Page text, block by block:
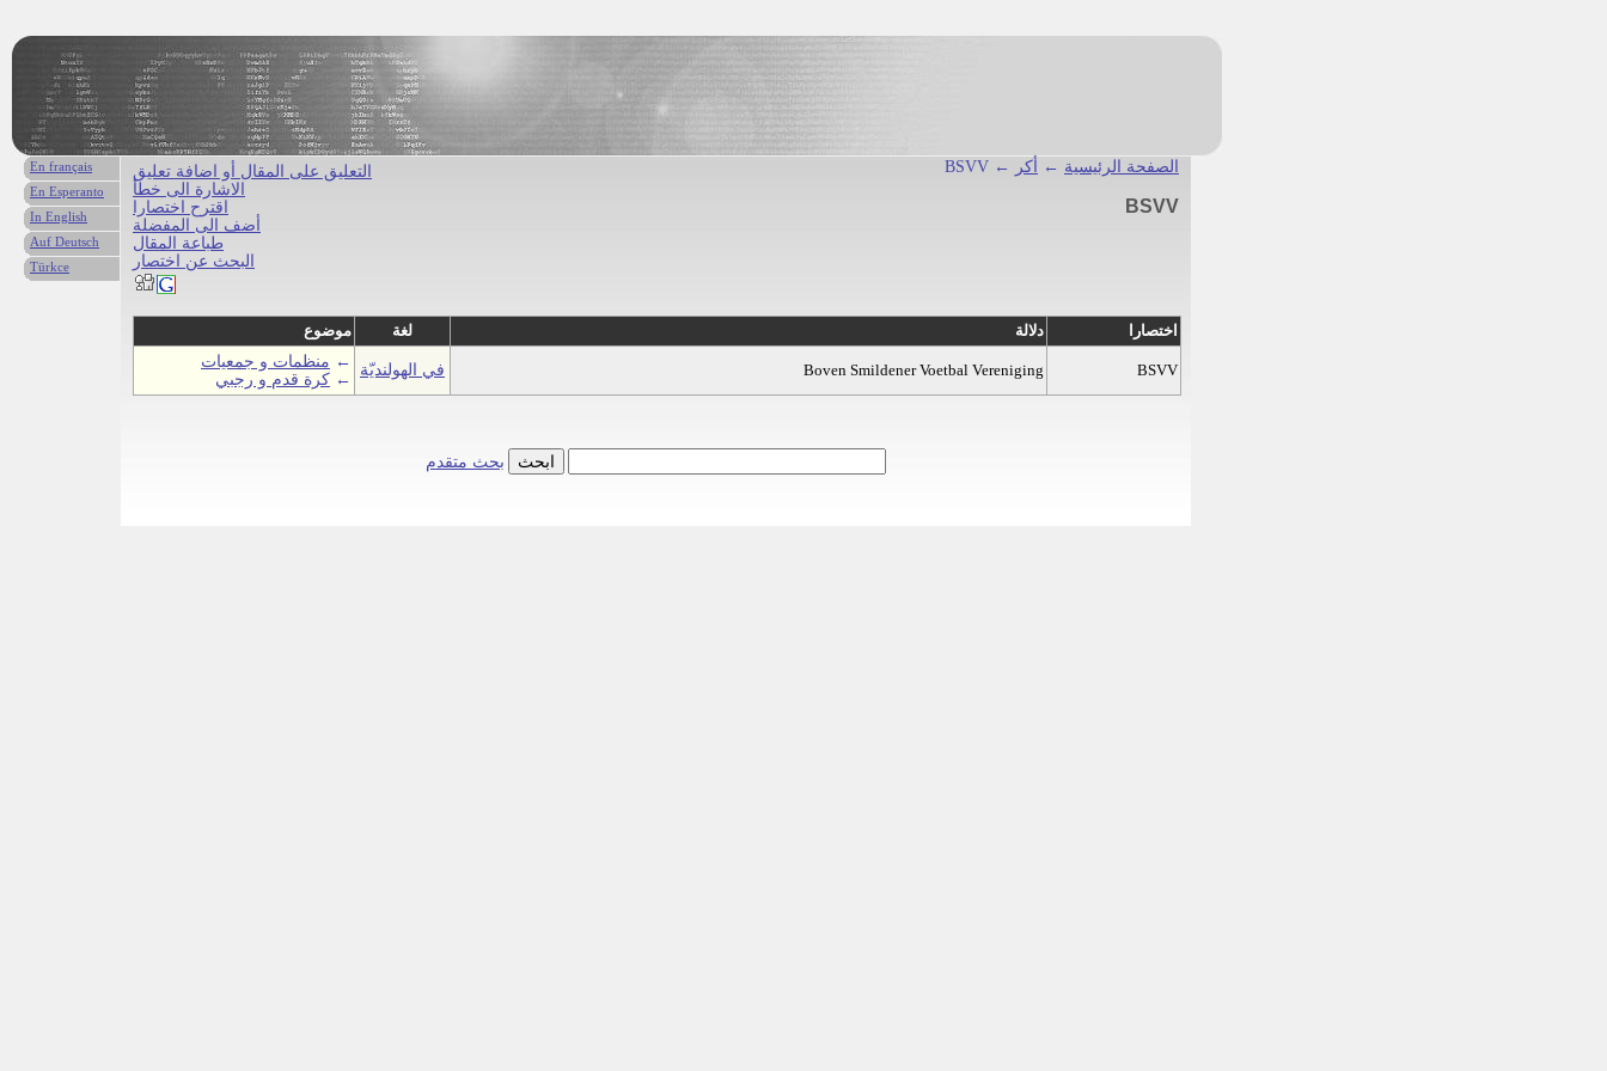
التعليق على المقال أو اضافة تعليق
الاشارة الى خطأ
اقترح اختصارا
أضف الى المفضلة
طباعة المقال
البحث عن اختصار
الصفحة الرئيسية ← أكر ← BSVV
BSVV
موضوع لغة دلالة
اختصارا
← منظمات و جمعيات
← كرة قدم و رجبي
في الهولنديّة Boven Smildener Voetbal Vereniging BSVV
بحث متقدم
En français
En Esperanto
In English
Auf Deutsch
Türkce